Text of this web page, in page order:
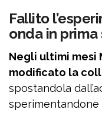
Fallito
onda in
Negli ultimi mesi
modificato la
spostandola
sperimentandone